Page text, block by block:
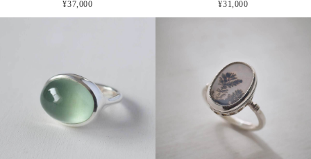
¥37,000 ¥31,000